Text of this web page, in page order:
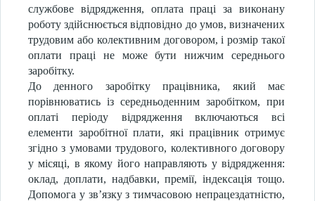
службове відрядження, оплата праці за виконану
роботу здійснюється відповідно до умов, визначених
трудовим або колективним договором, і розмір такої
оплати праці не може бути нижчим середнього
заробітку.
До денного заробітку працівника, який має
порівнюватись із середньоденним заробітком, при
оплаті періоду відрядження включаються всі
елементи заробітної плати, які працівник отримує
згідно з умовами трудового, колективного договору
у місяці, в якому його направляють у відрядження:
оклад, доплати, надбавки, премії, індексація тощо.
Допомога у зв’язку з тимчасовою непрацездатністю,